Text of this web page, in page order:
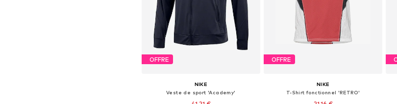
OFFRE
NIKE
Veste de sport 'Academy'
OFFRE
NIKE
T-Shirt fonctionnel 'RETRO'